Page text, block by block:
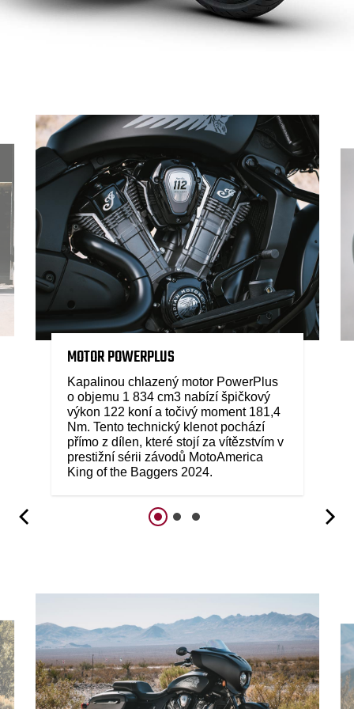
MOTOR POWERPLUS
Kapalinou chlazený motor PowerPlus
o objemu 1 834 cm3 nabízí špičkový
výkon 122 koní a točivý moment 181,4
Nm. Tento technický klenot pochází
přímo z dílen, které stojí za vítězstvím v
prestižní sérii závodů MotoAmerica
King of the Baggers 2024.